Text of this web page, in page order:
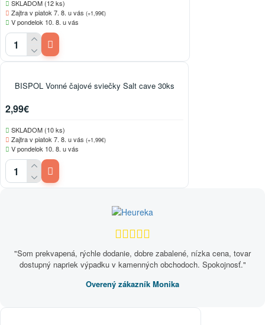
SKLADOM (12 ks)
Zajtra v piatok 7. 8. u vás (+1,99€)
V pondelok 10. 8. u vás
BISPOL Vonné čajové sviečky Salt cave 30ks
2,99€
SKLADOM (10 ks)
Zajtra v piatok 7. 8. u vás (+1,99€)
V pondelok 10. 8. u vás
"Som prekvapená, rýchle dodanie, dobre zabalené, nízka cena, tovar
dostupný napriek výpadku v kamenných obchodoch. Spokojnosť."
Overený zákazník Monika